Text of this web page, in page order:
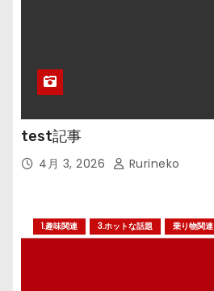
test記事
4月 3, 2026 Rurineko
1.趣味関連 3.ホットな話題 乗り物関連